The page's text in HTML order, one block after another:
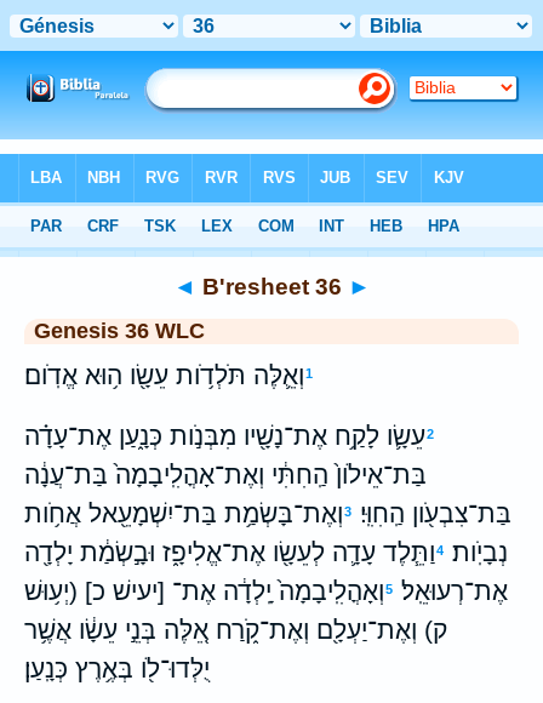
WLC> B'resheet 36
◄ B'resheet 36 ►
Genesis 36 WLC
1וְאֵ֛לֶּה תֹּלְדֹ֥ות עֵשָׂ֖ו ה֥וּא אֱדֹֽום׃
2עֵשָׂ֛ו לָקַ֥ח אֶת־נָשָׁ֖יו מִבְּנֹ֣ות כְּנָ֑עַן אֶת־עָדָ֗ה
בַּת־אֵילֹון֙ הַֽחִתִּ֔י וְאֶת־אָהֳלִֽיבָמָה֙ בַּת־עֲנָ֔ה
בַּת־צִבְעֹ֖ון הַֽחִוִּֽי׃
3וְאֶת־בָּשְׂמַ֥ת בַּת־יִשְׁמָעֵ֖אל אֲחֹ֥ות
נְבָיֹֽות׃ 4וַתֵּ֧לֶד עָדָ֛ה לְעֵשָׂ֖ו אֶת־אֱלִיפָ֑ז וּבָ֣שְׂמַ֔ת יָלְדָ֖ה
אֶת־רְעוּאֵֽל׃ 5וְאָהֳלִֽיבָמָה֙ יָֽלְדָ֔ה אֶת־ [יעישׁ כ] (יְע֥וּשׁ
ק) וְאֶת־יַעְלָ֖ם וְאֶת־קֹ֑רַח אֵ֚לֶּה בְּנֵ֣י עֵשָׂ֔ו אֲשֶׁ֥ר
יֻלְּדוּ־לֹ֖ו בְּאֶ֥רֶץ כְּנָֽעַן׃